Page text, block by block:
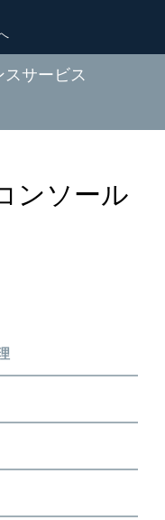
サービス
ンソール